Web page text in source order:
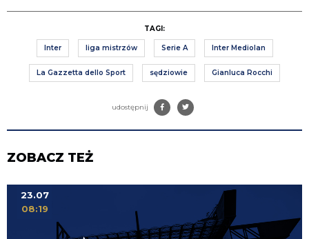
TAGI:
Inter liga mistrzów Serie A Inter Mediolan
La Gazzetta dello Sport sędziowie Gianluca Rocchi
udostępnij
ZOBACZ TEŻ
23.07
08:19